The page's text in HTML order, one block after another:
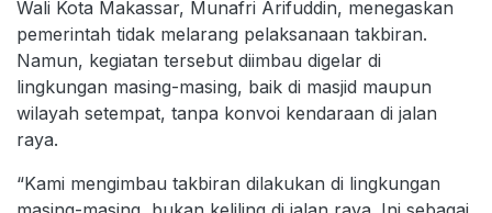
Wali Kota Makassar, Munafri Arifuddin, menegaskan
pemerintah tidak melarang pelaksanaan takbiran.
Namun, kegiatan tersebut diimbau digelar di
lingkungan masing-masing, baik di masjid maupun
wilayah setempat, tanpa konvoi kendaraan di jalan
raya.
“Kami mengimbau takbiran dilakukan di lingkungan